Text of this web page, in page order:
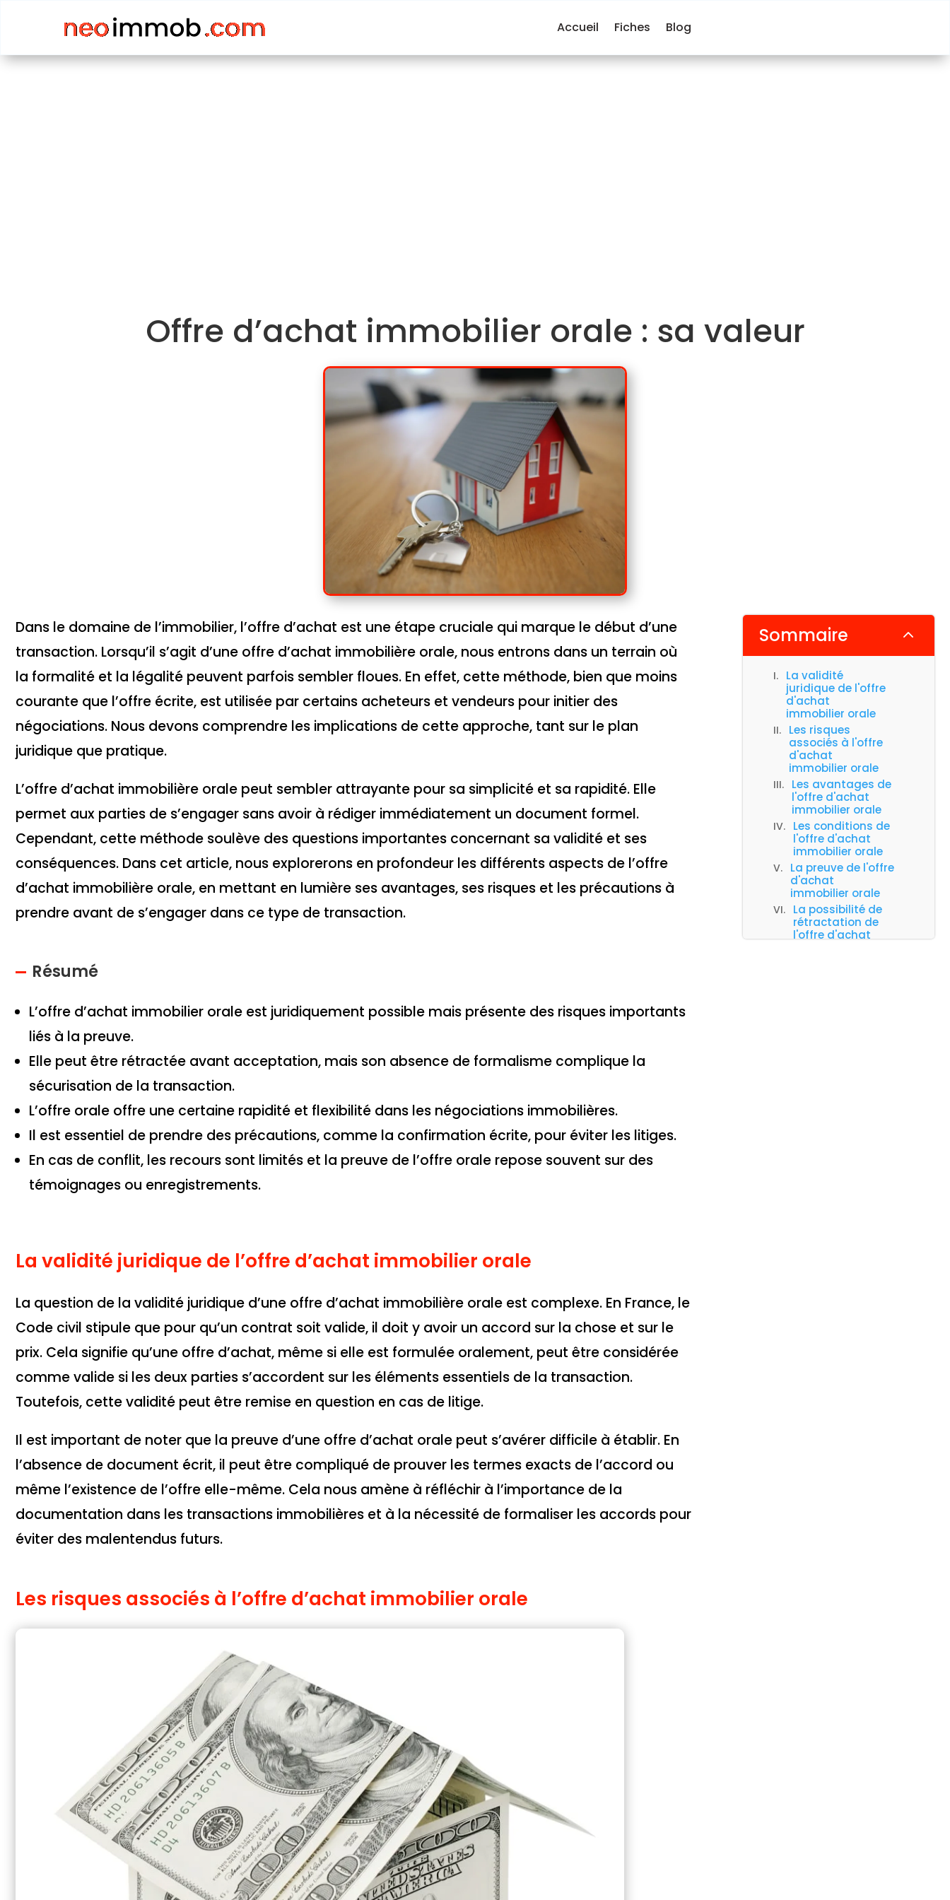
Accueil Fiches Blog
Offre d’achat immobilier orale : sa valeur
Dans le domaine de l’immobilier, l’offre d’achat est une étape cruciale qui marque le début d’une
transaction. Lorsqu’il s’agit d’une offre d’achat immobilière orale, nous entrons dans un terrain où
la formalité et la légalité peuvent parfois sembler floues. En effet, cette méthode, bien que moins
courante que l’offre écrite, est utilisée par certains acheteurs et vendeurs pour initier des
négociations. Nous devons comprendre les implications de cette approche, tant sur le plan
juridique que pratique.
L’offre d’achat immobilière orale peut sembler attrayante pour sa simplicité et sa rapidité. Elle
permet aux parties de s’engager sans avoir à rédiger immédiatement un document formel.
Cependant, cette méthode soulève des questions importantes concernant sa validité et ses
conséquences. Dans cet article, nous explorerons en profondeur les différents aspects de l’offre
d’achat immobilière orale, en mettant en lumière ses avantages, ses risques et les précautions à
prendre avant de s’engager dans ce type de transaction.
Résumé
L’offre d’achat immobilier orale est juridiquement possible mais présente des risques importants
liés à la preuve.
Elle peut être rétractée avant acceptation, mais son absence de formalisme complique la
sécurisation de la transaction.
L’offre orale offre une certaine rapidité et flexibilité dans les négociations immobilières.
Il est essentiel de prendre des précautions, comme la confirmation écrite, pour éviter les litiges.
En cas de conflit, les recours sont limités et la preuve de l’offre orale repose souvent sur des
témoignages ou enregistrements.
La validité juridique de l’offre d’achat immobilier orale
La question de la validité juridique d’une offre d’achat immobilière orale est complexe. En France, le
Code civil stipule que pour qu’un contrat soit valide, il doit y avoir un accord sur la chose et sur le
prix. Cela signifie qu’une offre d’achat, même si elle est formulée oralement, peut être considérée
comme valide si les deux parties s’accordent sur les éléments essentiels de la transaction.
Toutefois, cette validité peut être remise en question en cas de litige.
Il est important de noter que la preuve d’une offre d’achat orale peut s’avérer difficile à établir. En
l’absence de document écrit, il peut être compliqué de prouver les termes exacts de l’accord ou
même l’existence de l’offre elle-même. Cela nous amène à réfléchir à l’importance de la
documentation dans les transactions immobilières et à la nécessité de formaliser les accords pour
éviter des malentendus futurs.
Les risques associés à l’offre d’achat immobilier orale
Sommaire 2
La validité
juridique de l'offre
d'achat
immobilier orale
Les risques
associés à l'offre
d'achat
immobilier orale
Les avantages de
l'offre d'achat
immobilier orale
Les conditions de
l'offre d'achat
immobilier orale
La preuve de l'offre
d'achat
immobilier orale
La possibilité de
rétractation de
l'offre d'achat